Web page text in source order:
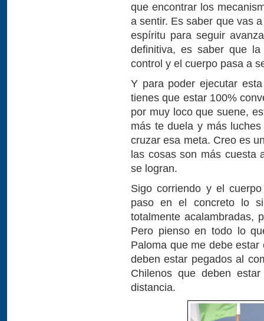
que encontrar los
a sentir. Es saber que vas
espíritu para seguir
definitiva, es saber que
control y el cuerpo pasa a
Y para poder ejecutar
tienes que estar 100%
por muy loco que suene,
más te duela y más
cruzar esa meta. Creo es
las cosas son más cuesta
se logran.
Sigo corriendo y el
paso en el concreto lo
totalmente acalambradas,
Pero pienso en todo lo
Paloma que me debe
deben estar pegados al
Chilenos que deben
distancia.